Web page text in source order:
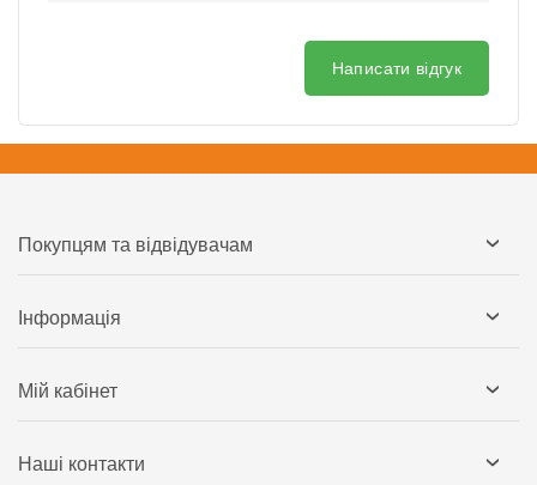
Написати відгук
Покупцям та відвідувачам
Інформація
Мій кабінет
Наші контакти